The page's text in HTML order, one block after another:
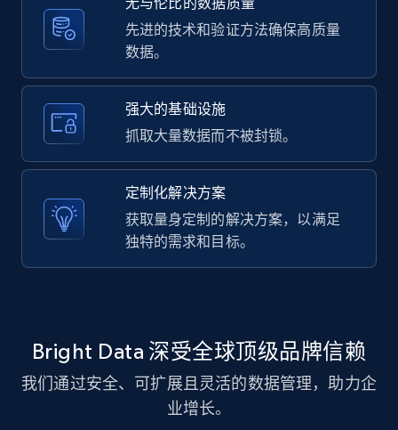
URL, Post id, Post url, Comment id, User name,
User id, User url, Date created, and more.
URL, Post id, User url, User username raw,
Content, Date posted, Hashtags, Num
comments, and more.
Facebook Marketplace
URL, Title, Initial price, Final price, Currency,
先进的技术和验证方法确保高质量
数据。
强大的基础设施
抓取大量数据而不被封锁。
定制化解决方案
获取量身定制的解决方案，以满足
独特的需求和目标。
Bright Data 深受全球顶级品牌信赖
我们通过安全、可扩展且灵活的数据管理，助力企
业增长。